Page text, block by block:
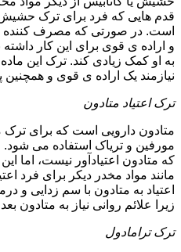
قدم هایی که فرد برای ترک حشیش
است. در صورتی که مصرف کننده
و اراده ی قوی برای این کار داشته
به او کمک زیادی کند. ترک این
نیازمند یک اراده ی قوی و
ترک اعتیاد متادون
متادون دارویی است که برای
مورفین و تریاک استفاده می
که متادون اعتیادآور نیست، اما
مانند مواد مخدر دیکر برای فرد
اعتیاد به متادون با سم زدایی و
زیرا علائم روانی نیاز به متادون
ترک ترامادول